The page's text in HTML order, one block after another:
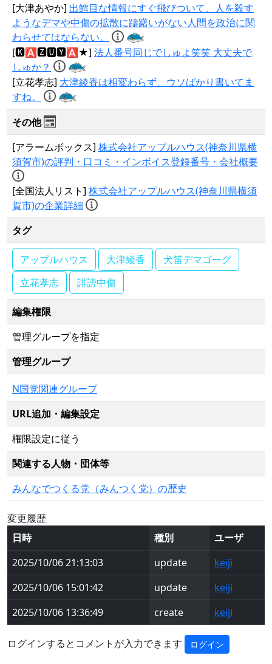
[大津あやか] 出鱈目な情報にすぐ飛びついて、人を殺す
ようなデマや中傷の拡散に躊躇いがない人間を政治に関
わらせてはならない。
[🅺🅰🆉🆄🆈🅰★] 法人番号同じでしゅよ笑笑 大丈夫で
しゅか？
[立花孝志] 大津綾香は相変わらず、ウソばかり書いてま
すね。
その他
[アラームボックス] 株式会社アップルハウス(神奈川県横
須賀市)の評判・口コミ・インボイス登録番号・会社概要
[全国法人リスト] 株式会社アップルハウス(神奈川県横須
賀市)の企業詳細
タグ
アップルハウス 大津綾香
犬笛デマゴーグ
立花孝志
誹謗中傷
編集権限
管理グループを指定
管理グループ
N国党関連グループ
URL追加・編集設定
権限設定に従う
関連する人物・団体等
みんなでつくる党（みんつく党）の歴史
変更履歴
日時
種別
ユーザ
2025/10/06 21:13:03
update
keiji
2025/10/06 15:01:42
update
keiji
2025/10/06 13:36:49
create keiji
ログインするとコメントが入力できます ログイン